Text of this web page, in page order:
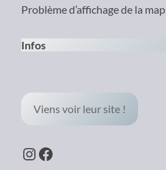
Problème d’affichage de la map
Infos
Viens voir leur site !
Instagram
Facebook